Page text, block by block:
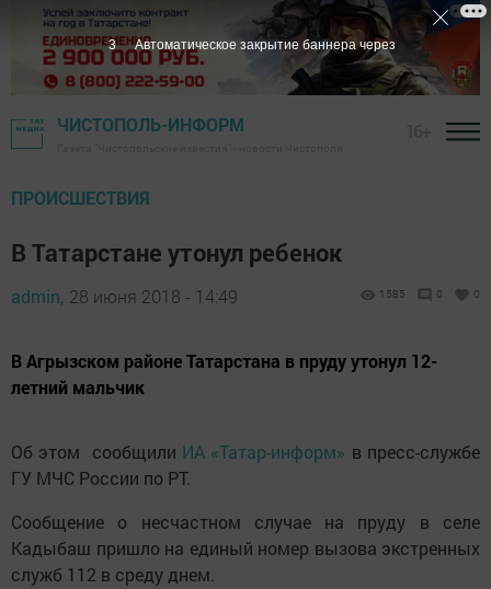
ЧИСТОПОЛЬ-ИНФОРМ
ПРОИСШЕСТВИЯ
В Татарстане утонул ребенок
admin, 28 июня 2018 - 14:49 1585 0 0
В Агрызском районе Татарстана в пруду утонул 12-
летний мальчик
Об этом сообщили ИА «Татар-информ» в пресс-службе
ГУ МЧС России по РТ.
Сообщение о несчастном случае на пруду в селе
Кадыбаш пришло на единый номер вызова экстренных
служб 112 в среду днем.
1 Автоматическое закрытие баннера через